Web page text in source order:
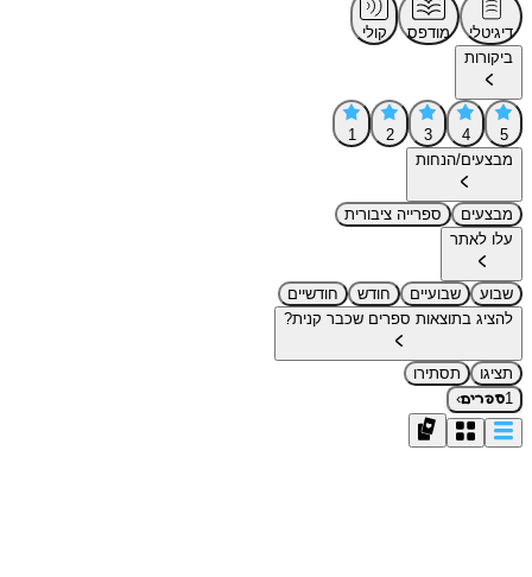
דיגיטלי מודפס
קולי
ביקורות
5
4
3
2
1
מבצעים/הנחות
מבצעים
ספרייה ציבורית
עלו לאתר
שבוע שבועיים חודש
חודשיים
להציג בתוצאות ספרים שכבר קנית?
תציגו
תסתירו
1ספרים›